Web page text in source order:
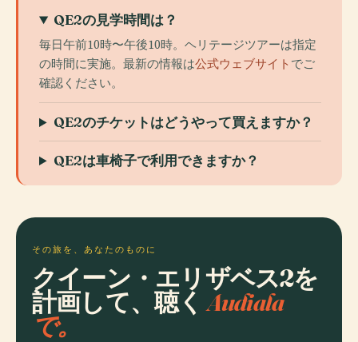
QE2の見学時間は？
毎日午前10時〜午後10時。ヘリテージツアーは指定
の時間に実施。最新の情報は公式ウェブサイトでご
確認ください。
QE2のチケットはどうやって買えますか？
QE2は車椅子で利用できますか？
その旅を、あなたのものに
クイーン・エリザベス2を
計画して、聴くAudiala
で。